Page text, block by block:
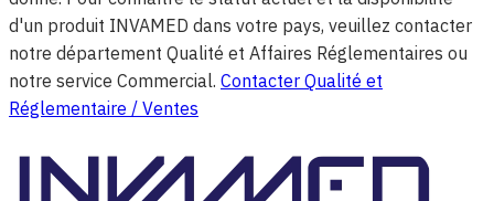
d'un produit INVAMED dans votre pays, veuillez contacter
notre département Qualité et Affaires Réglementaires ou
notre service Commercial. Contacter Qualité et
Réglementaire / Ventes